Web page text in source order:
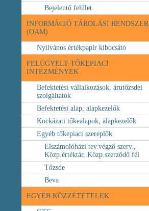
Bejelentő felület
INFORMÁCIÓ TÁROLÁSI RENDSZER
(OAM)
Nyilvános értékpapír kibocsátó
FELÜGYELT TŐKEPIACI
INTÉZMÉNYEK
Befektetési vállalkozások, árutőzsdei
szolgáltatók
Befektetési alap, alapkezelők
Kockázati tőkealapok, alapkezelők
Egyéb tőkepiaci szereplők
Elszámolóházi tev.végző szerv.,
Közp.értéktár, Közp.szerződő fél
Tőzsde
Beva
EGYÉB KÖZZÉTÉTELEK